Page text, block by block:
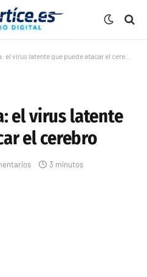
el virus latente que puede atacar el cerebro
el virus latente
el cerebro
3 minutos